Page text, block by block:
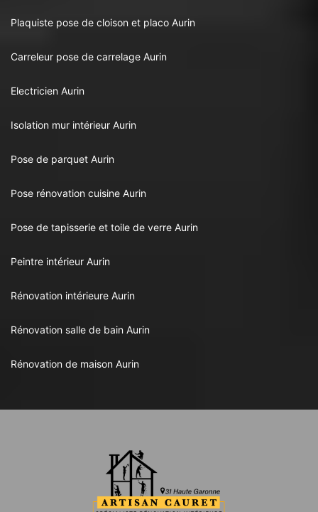
Plaquiste pose de cloison et placo Aurin
Carreleur pose de carrelage Aurin
Electricien Aurin
Isolation mur intérieur Aurin
Pose de parquet Aurin
Pose rénovation cuisine Aurin
Pose de tapisserie et toile de verre Aurin
Peintre intérieur Aurin
Rénovation intérieure Aurin
Rénovation salle de bain Aurin
Rénovation de maison Aurin